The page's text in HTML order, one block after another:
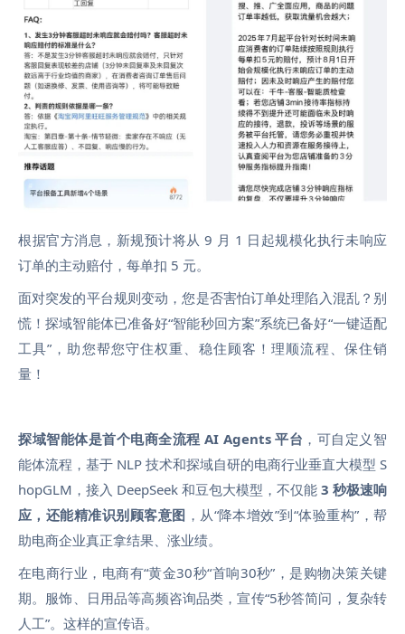
根据官方消息， 新规预计将从 9 月 1 日起规模化执行未响应
订单的主动赔付，每单扣 5 元。
面对突发的平台规则变动，您是否害怕订单处理陷入混乱？别
慌！探域智能体已准备好“智能秒回方案”系统已备好“一键适配
工具”，助您帮您守住权重、稳住顾客！理顺流程、保住销
量！
探域智能体是首个电商全流程 AI Agents 平台 ，可自定义智
能体流程，基于 NLP 技术和探域自研的电商行业垂直大模型 S
hopGLM，接入 DeepSeek 和豆包大模型，不仅能 3 秒极速响
应，还能精准识别顾客意图 ，从“降本增效”到“体验重构”，帮
助电商企业真正拿结果、涨业绩。
在电商行业， 电商有“黄金30秒“首响30秒”，是购物决策关键
期。服饰、日用品等高频咨询品类，宣传“5秒答简问，复杂转
人工”。 这样的宣传语。